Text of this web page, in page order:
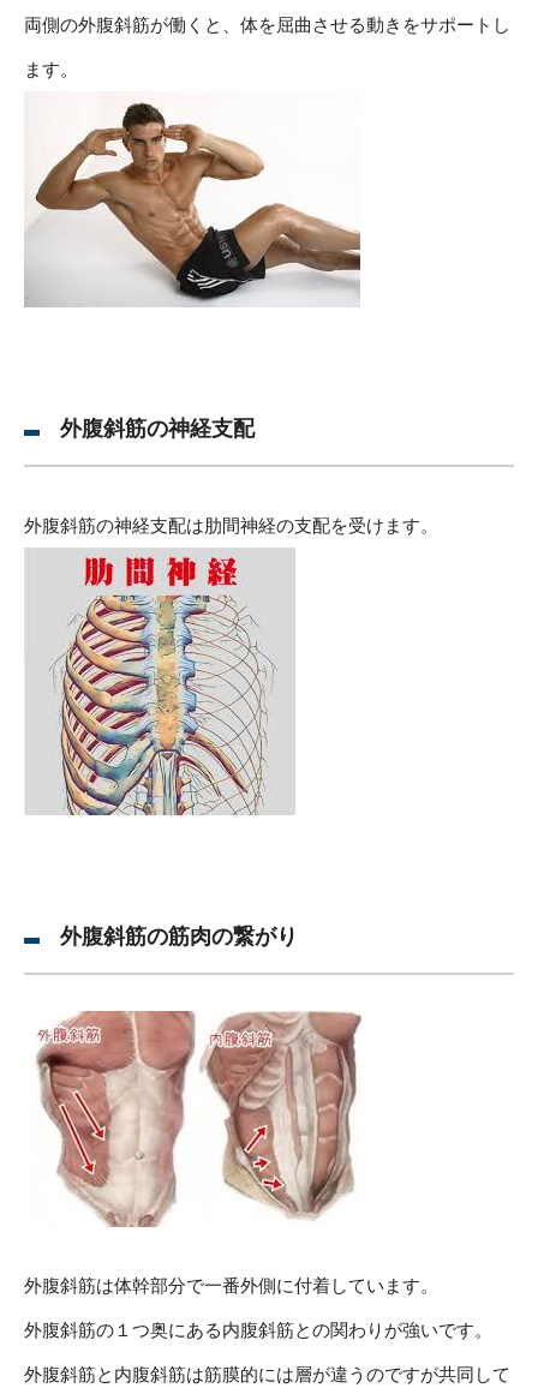
両側の外腹斜筋が働くと、体を屈曲させる動きをサポートし
ます。
外腹斜筋の神経支配
外腹斜筋の神経支配は肋間神経の支配を受けます。
外腹斜筋の筋肉の繋がり
外腹斜筋は体幹部分で一番外側に付着しています。
外腹斜筋の１つ奥にある内腹斜筋との関わりが強いです。
外腹斜筋と内腹斜筋は筋膜的には層が違うのですが共同して